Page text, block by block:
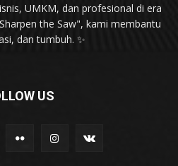
UMKM, dan profesional di era
the Saw", kami membantu
dan tumbuh. ✨
US